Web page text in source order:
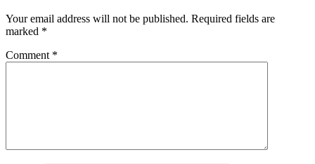
Your email address will not be published. Required fields are
marked *
Comment *